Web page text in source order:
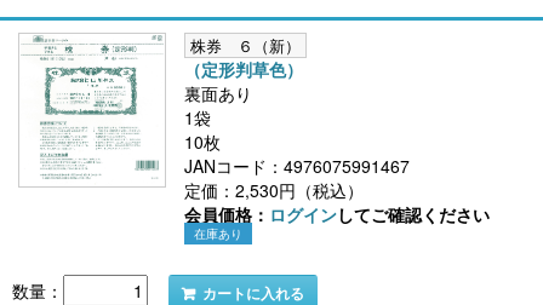
株券 ６（新）
（定形判草色）
裏面あり
1袋
10枚
JANコード：4976075991467
定価：2,530円（税込）
会員価格： ログインしてご確認ください
在庫あり
数量： カートに入れる